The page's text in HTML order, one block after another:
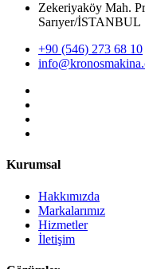
Zekeriyaköy Mah.
Sarıyer/İSTANBUL
+90 (546) 273 68 10
Kurumsal
Hakkımızda
Markalarımız
Hizmetler
İletişim